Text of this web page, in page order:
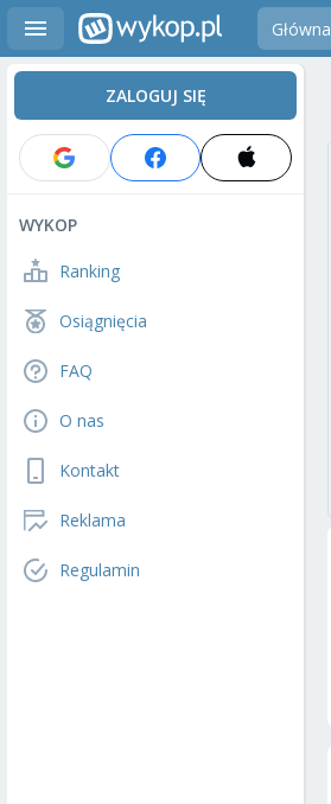
Główna
ZALOGUJ SIĘ
WYKOP
Ranking
Osiągnięcia
FAQ
O nas
Kontakt
Reklama
Regulamin